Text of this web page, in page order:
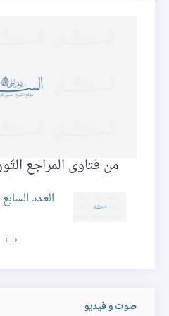
من فتاوى المراجع
العـدد
‹
›
صوت و فيديو